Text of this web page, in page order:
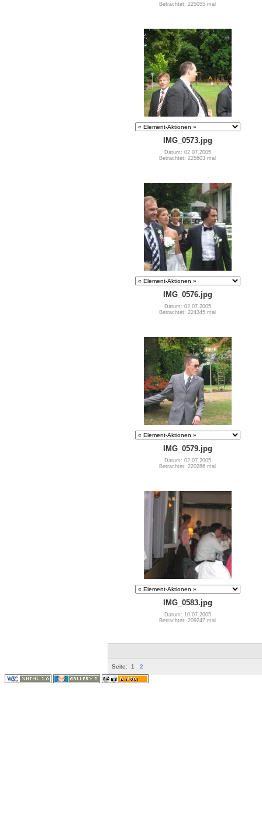
Betrachtet: 225055 mal
IMG_0573.jpg
Datum: 02.07.2005
Betrachtet: 225603 mal
IMG_0576.jpg
Datum: 02.07.2005
Betrachtet: 224345 mal
IMG_0579.jpg
Datum: 02.07.2005
Betrachtet: 220286 mal
IMG_0583.jpg
Datum: 10.07.2005
Betrachtet: 209247 mal
Seite: 1 2